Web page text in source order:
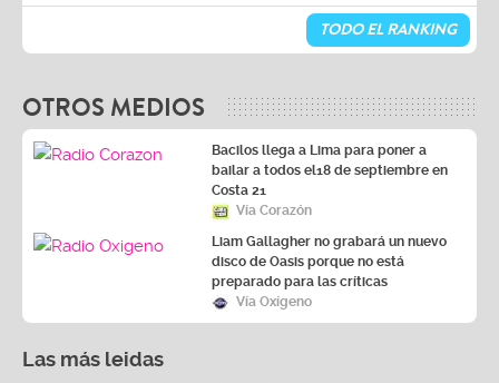
TODO EL RANKING
OTROS MEDIOS
Bacilos llega a Lima para poner a
bailar a todos el18 de septiembre en
Costa 21
Vía Corazón
Liam Gallagher no grabará un nuevo
disco de Oasis porque no está
preparado para las críticas
Vía Oxígeno
Las más leidas